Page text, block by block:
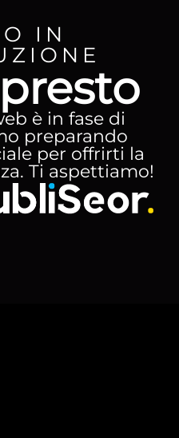
IN
è in fase di
preparando
per offrirti la
Ti aspettiamo!